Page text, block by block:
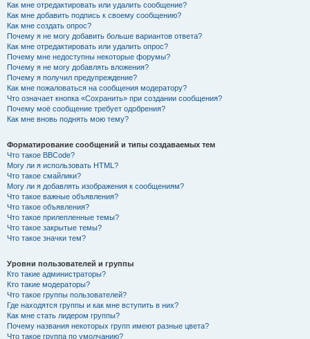
Как мне отредактировать или удалить сообщение?
Как мне добавить подпись к своему сообщению?
Как мне создать опрос?
Почему я не могу добавить больше вариантов ответа?
Как мне отредактировать или удалить опрос?
Почему мне недоступны некоторые форумы?
Почему я не могу добавлять вложения?
Почему я получил предупреждение?
Как мне пожаловаться на сообщения модератору?
Что означает кнопка «Сохранить» при создании сообщения?
Почему моё сообщение требует одобрения?
Как мне вновь поднять мою тему?
Форматирование сообщений и типы создаваемых тем
Что такое BBCode?
Могу ли я использовать HTML?
Что такое смайлики?
Могу ли я добавлять изображения к сообщениям?
Что такое важные объявления?
Что такое объявления?
Что такое прилепленные темы?
Что такое закрытые темы?
Что такое значки тем?
Уровни пользователей и группы
Кто такие администраторы?
Кто такие модераторы?
Что такое группы пользователей?
Где находятся группы и как мне вступить в них?
Как мне стать лидером группы?
Почему названия некоторых групп имеют разные цвета?
Что такое группа по умолчанию?